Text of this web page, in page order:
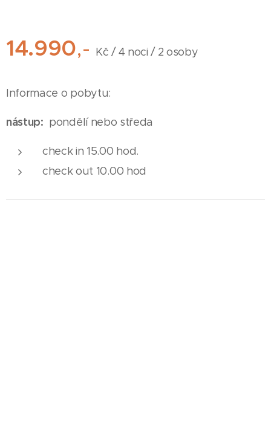
14.990,- Kč / 4 noci / 2 osoby
Informace o pobytu:
nástup: pondělí nebo středa
check in 15.00 hod.
check out 10.00 hod